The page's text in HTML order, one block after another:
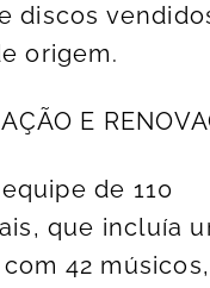
discos
origem.
E
de 110
que incluía
42